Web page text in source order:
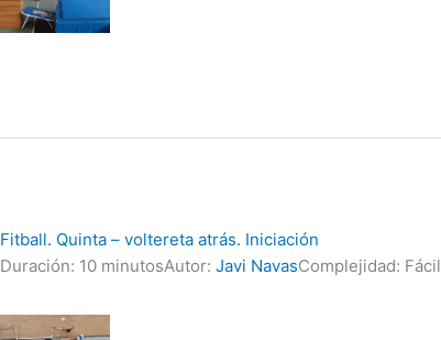
Fitball. Quinta – voltereta atrás. Iniciación
Duración: 10 minutosAutor:Javi NavasComplejidad: Fácil